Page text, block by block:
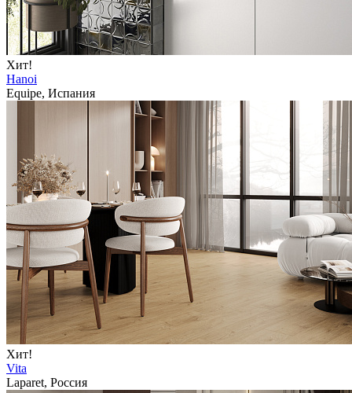
Хит!
Hanoi
Equipe, Испания
Хит!
Vita
Laparet, Россия